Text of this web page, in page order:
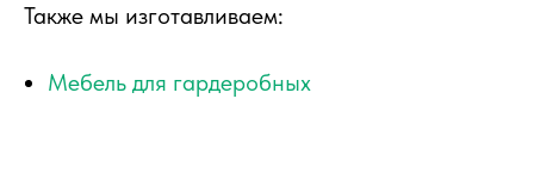
Также мы изготавливаем:
Мебель для гардеробных